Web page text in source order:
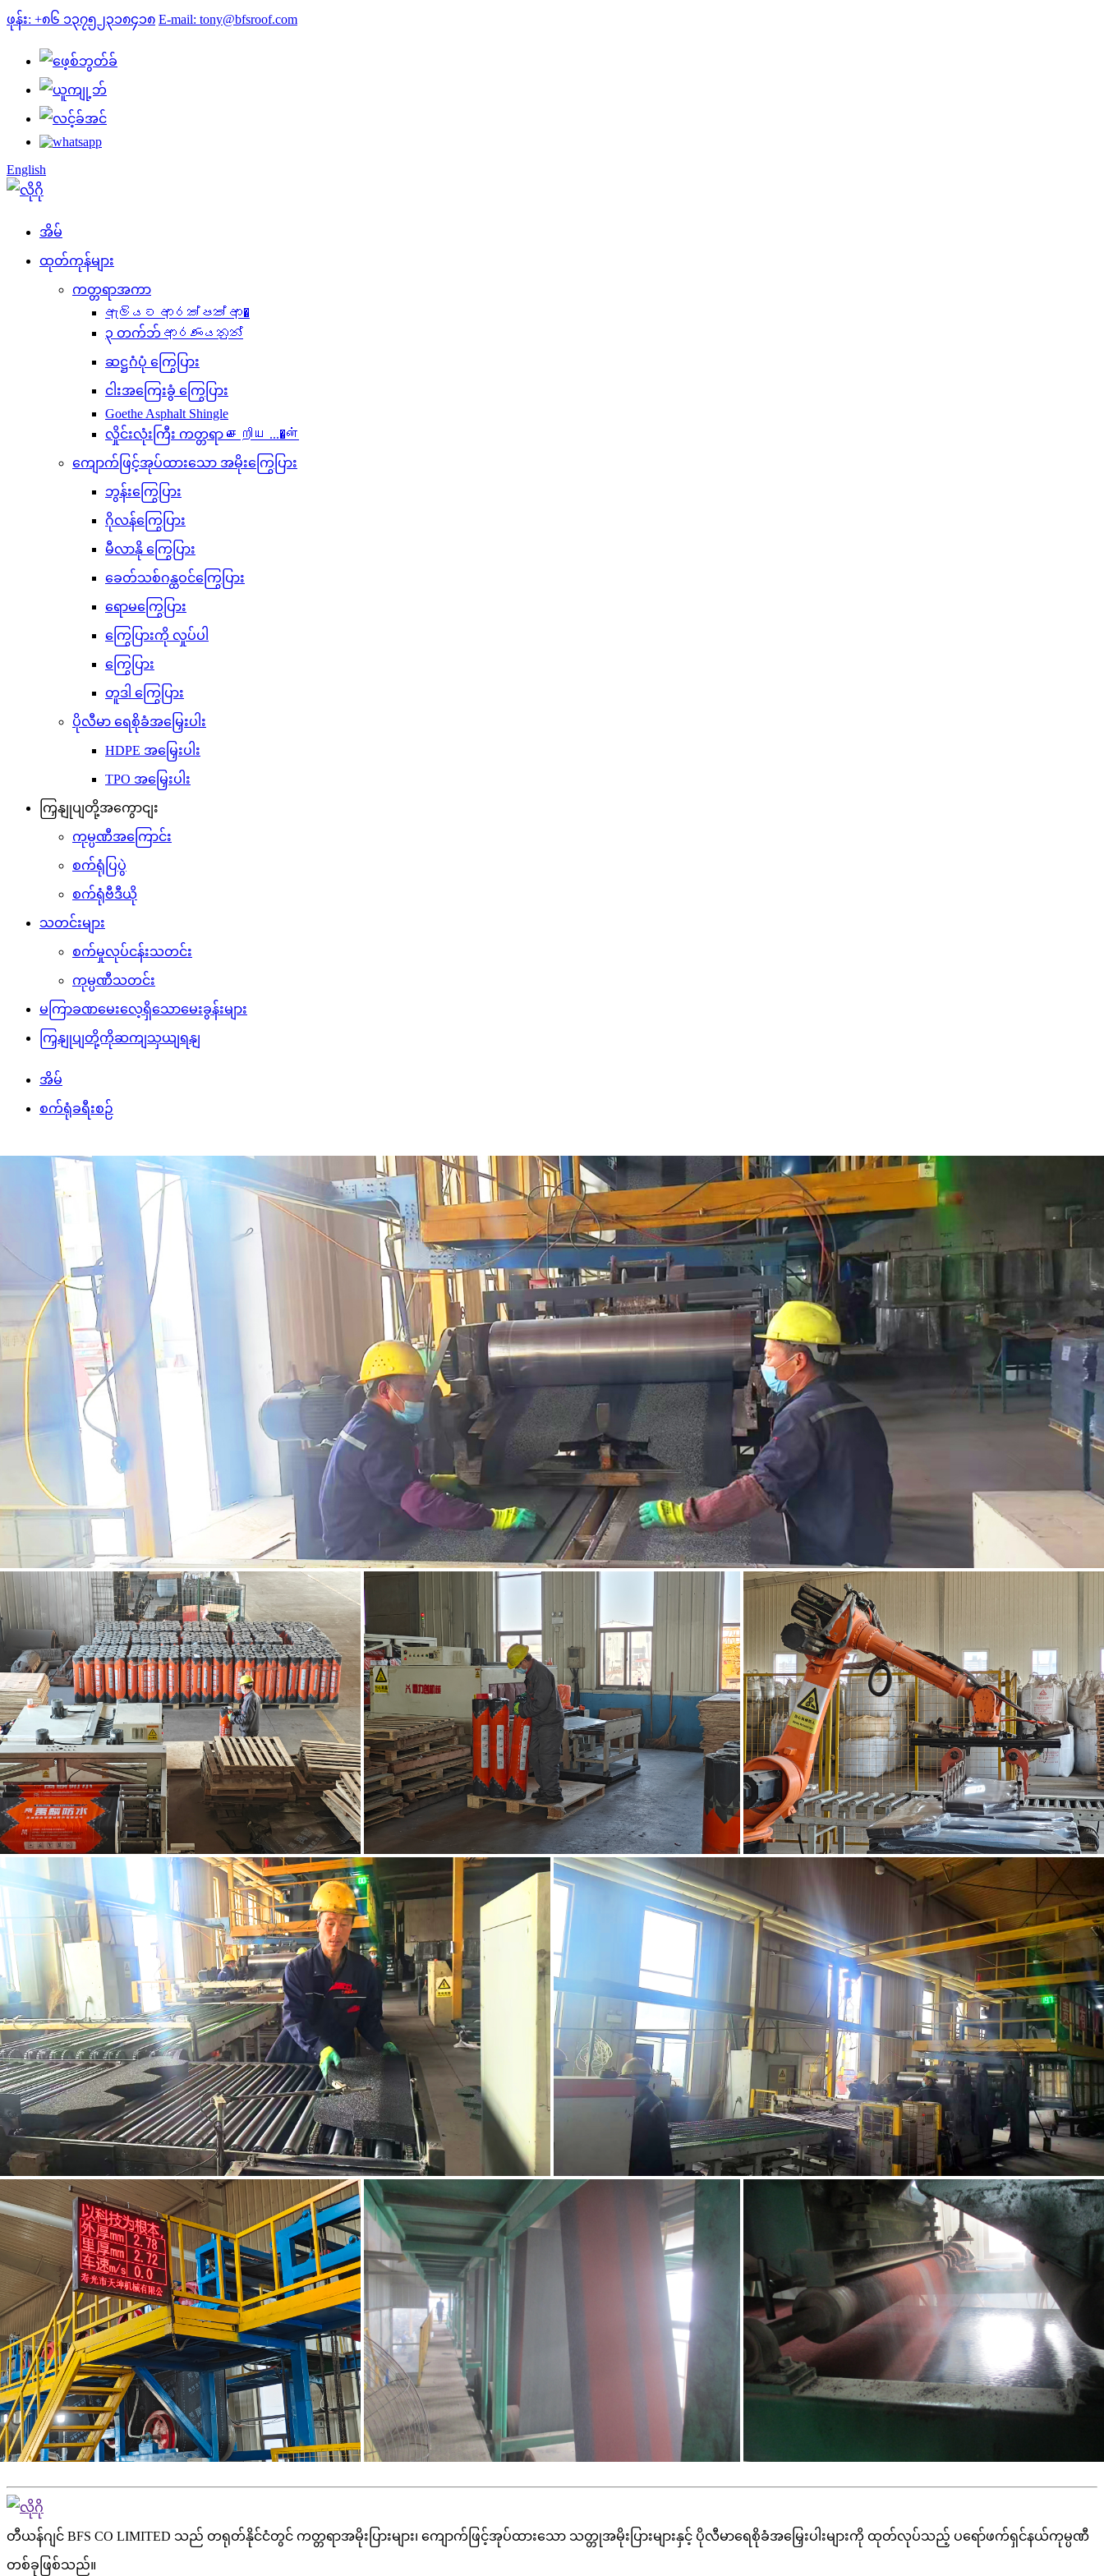
ဖုန်း: +၈၆ ၁၃၇၅၂၃၁၈၄၁၈ E-mail: tony@bfsroof.com
English
အိမ်
ထုတ်ကုန်များ
ကတ္တရာအကာ
ඇලියට ආරක්පත් ආ�
၃ တက်ဘ် ආරණයනුන්
ဆဋ္ဌဂံပုံ ကြွေပြား
ငါးအကြေးခွံ ကြွေပြား
Goethe Asphalt Shingle
လှိုင်းလုံးကြီး ကတ္တရာ செறிய ...�ன்
ကျောက်ဖြင့်အုပ်ထားသော အမိုးကြွေပြား
ဘွန်းကြွေပြား
ဂိုလန်ကြွေပြား
မီလာနို ကြွေပြား
ခေတ်သစ်ဂန္ထဝင်ကြွေပြား
ရောမကြွေပြား
ကြွေပြားကို လှုပ်ပါ
ကြွေပြား
တူဒါ ကြွေပြား
ပိုလီမာ ရေစိုခံအမြှေးပါး
HDPE အမြှေးပါး
TPO အမြှေးပါး
ကြှနျုပျတို့အကွောငျး
ကုမ္ပဏီအကြောင်း
စက်ရုံပြပွဲ
စက်ရုံဗီဒီယို
သတင်းများ
စက်မှုလုပ်ငန်းသတင်း
ကုမ္ပဏီသတင်း
မကြာခဏမေးလေ့ရှိသောမေးခွန်းများ
ကြှနျုပျတို့ကိုဆကျသှယျရနျ
အိမ်
စက်ရုံခရီးစဉ်
တီယန်ဂျင် BFS CO LIMITED သည် တရုတ်နိုင်ငံတွင် ကတ္တရာအမိုးပြားများ၊ ကျောက်ဖြင့်အုပ်ထားသော သတ္တုအမိုးပြားများနှင့် ပိုလီမာရေစိုခံအမြှေးပါးများကို ထုတ်လုပ်သည့် ပရော်ဖက်ရှင်နယ်ကုမ္ပဏီ
တစ်ခုဖြစ်သည်။